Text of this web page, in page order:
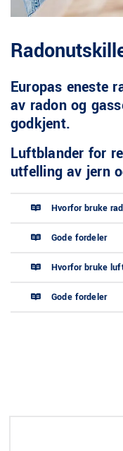
Europas eneste
av radon og
godkjent.
Luftblander for
utfelling av jern
Hvorfor bruke
Gode fordeler
Hvorfor bruke
Gode fordeler